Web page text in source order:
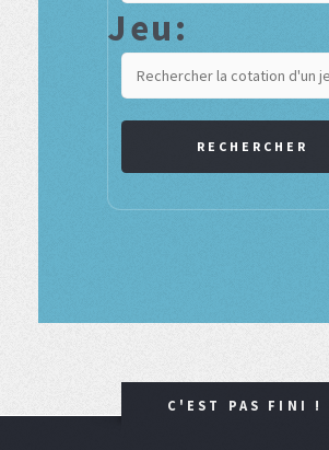
Jeu:
RECHERCHER
C'EST PAS FINI !